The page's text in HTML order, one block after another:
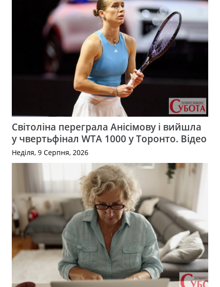
Світоліна переграла Анісімову і вийшла
у чвертьфінал WTA 1000 у Торонто. Відео
Неділя, 9 Серпня, 2026